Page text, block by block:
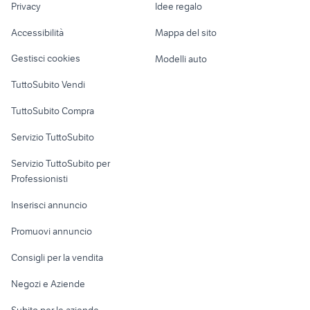
Garage e box
Loft, mansarde e
Informatica
Console e
Fotografia
Telefonia
Privacy
Accessibilità
Gestisci cookies
TuttoSubito Vendi
TuttoSubito Compra
Servizio TuttoSubito
Servizio TuttoSubito per
Professionisti
Inserisci annuncio
Promuovi annuncio
Consigli per la vendita
Negozi e Aziende
Idee regalo
Mappa del sito
Modelli auto